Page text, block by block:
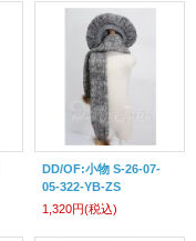
DD/OF:小物 S-26-07-
05-322-YB-ZS
1,320円(税込)